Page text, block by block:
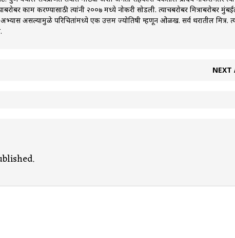
काम करण्यासाठी त्यांनी २००७ मध्ये नोकरी सोडली. त्याचबरोबर मित्राबरोबर
अभ्यास असल्यामुळे परिचितांमध्ये एक उत्तम ज्योतिषी म्हणून ओळख. सर्व थरातील मित्र.
NEXT